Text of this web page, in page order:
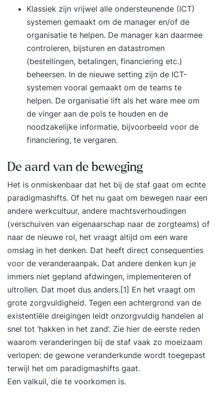
zijn organisatiestructuren voor zelforganisatie en
zelfsturing? Denk aan zelforganiserende en
zelforganiserende cirkels met rollen, Holacracy,
of Scrum at Scale. Waarom de Zelforganisatie
Fabriek? De Zelforganisatie Fabriek helpt teams
met professioneel & gelijkwaardig samenwerken.
We hebben honderden teams succesvol begeleid
om zelfstandiger tot betere resultaten te komen.
Klassiek zijn vrijwel alle ondersteunende (ICT)
systemen gemaakt om de manager en/of de
organisatie te helpen. De manager kan daarmee
controleren, bijsturen en datastromen
(bestellingen, betalingen, financiering etc.)
beheersen. In de nieuwe setting zijn de ICT-
systemen vooral gemaakt om de teams te
helpen. De organisatie lift als het ware mee om
de vinger aan de pols te houden en de
noodzakelijke informatie, bijvoorbeeld voor de
financiering, te vergaren.
De aard van de beweging
Het is onmiskenbaar dat het bij de staf gaat om echte
paradigmashifts. Of het nu gaat om bewegen naar een
andere werkcultuur, andere machtsverhoudingen
(verschuiven van eigenaarschap naar de zorgteams) of
naar de nieuwe rol, het vraagt altijd om een ware
omslag in het denken. Dat heeft direct consequenties
voor de veranderaanpak. Dat andere denken kun je
immers niet gepland afdwingen, implementeren of
uitrollen. Dat moet dus anders. [1] En het vraagt om
grote zorgvuldigheid. Tegen een achtergrond van de
existentiële dreigingen leidt onzorgvuldig handelen al
snel tot ‘hakken in het zand’. Zie hier de eerste reden
waarom veranderingen bij de staf vaak zo moeizaam
verlopen: de gewone veranderkunde wordt toegepast
terwijl het om paradigmashifts gaat.
Een valkuil, die te voorkomen is.